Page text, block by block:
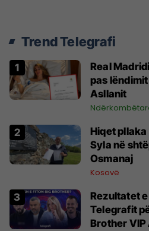
Trend Telegrafi
Real
pas
Asllanit
Hiqet
Syla në
Osmanaj
Kosovë
Rezultatet
Telegrafit
Brother VIP